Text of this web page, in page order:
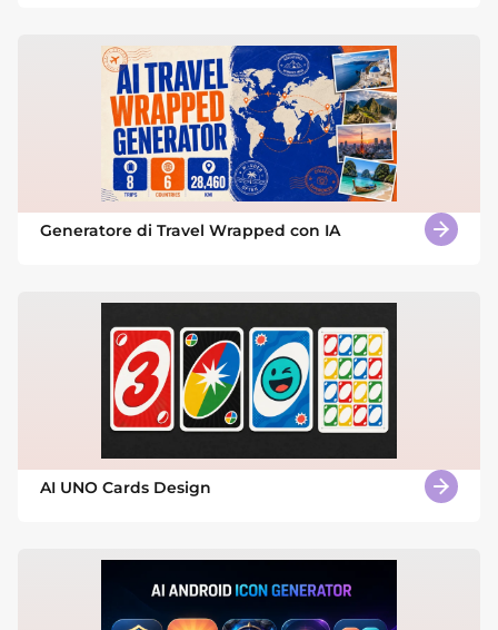
Generatore di Travel Wrapped con IA
AI UNO Cards Design